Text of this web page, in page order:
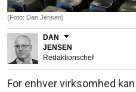
(Foto: Dan Jensen)
DAN
JENSEN
Redaktionschef
For enhver virksomhed